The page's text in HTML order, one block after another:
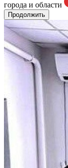
города и области
Продолжить